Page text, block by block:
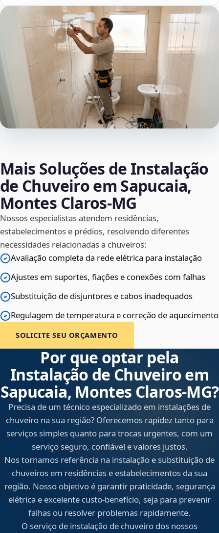
Mais Soluções de Instalação
de Chuveiro em Sapucaia,
Montes Claros‑MG
Nossos especialistas atendem residências,
estabelecimentos e prédios, resolvendo diferentes
necessidades relacionadas a chuveiros:
Avaliação completa da rede elétrica para instalação
Ajustes em suportes, fiações e conexões com falhas
Substituição de disjuntores e cabos inadequados
Regulagem de temperatura e correção de aquecimento
SOLICITE SEU ORÇAMENTO
Por que optar pela
Instalação de Chuveiro em
Sapucaia, Montes Claros‑MG?
Precisa de um técnico especializado em instalações de
chuveiro na sua região? Oferecemos rapidez tanto para
serviços simples quanto para trocas urgentes, com um
serviço seguro, confiável e valores justos.
Nos tornamos referência na instalação e substituição de
chuveiros em residências e estabelecimentos da sua
região. Nosso objetivo é garantir praticidade, segurança
elétrica e excelente custo-benefício, seja para prevenir
falhas ou resolver problemas rapidamente.
O serviço de instalação de chuveiro dos nossos